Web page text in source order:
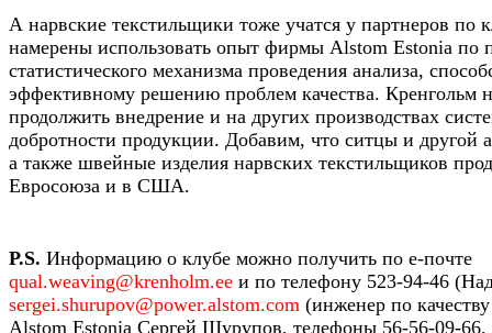
А нарвские текстильщики тоже учатся у партнеров по
намерены использовать опыт фирмы Alstom Estonia по
статистического механизма проведения анализа,
эффективному решению проблем качества. Кренгольм
продолжить внедрение и на других производствах
добротности продукции. Добавим, что ситцы и другой
а также швейные изделия нарвских текстильщиков
Евросоюза и в США.
P.S. Информацию о клубе можно получить по е-почте
qual.weaving@krenholm.ee и по телефону 523-94-46
sergei.shurupov@power.alstom.com (инженер по
Alstom Estonia Сергей Шурупов, телефоны 56-56-09-66,